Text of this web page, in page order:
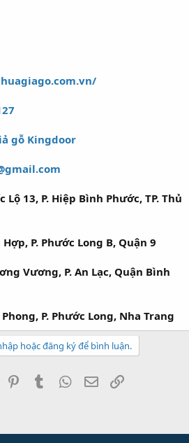
gỗ Kingdoor
Lộ 13, P. Hiệp Bình Phước, TP. Thủ
P. Phước Long B, Quận 9
Vương, P. An Lạc, Quận Bình
P. Phước Long, Nha Trang
hoặc đăng ký để bình luận.
Reddit PinterestTumblr WhatsApp
Email